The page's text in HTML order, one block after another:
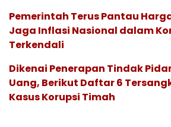
Pemerintah Terus Pantau
Jaga Inflasi Nasional dalam
Terkendali
Dikenai Penerapan Tindak
Uang, Berikut Daftar 6
Kasus Korupsi Timah